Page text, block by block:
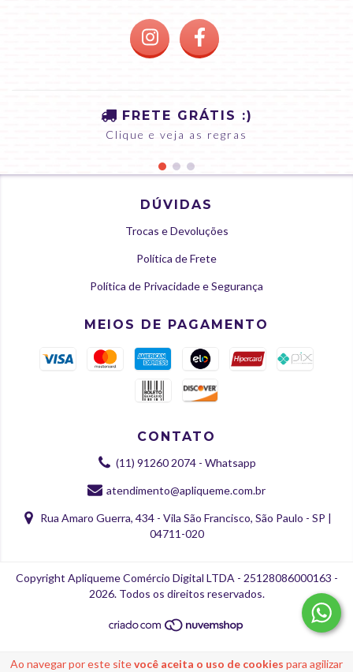
Ao navegar por este sitevocê aceita o uso de cookies para agilizar
FRETE GRÁTIS :)
Clique e veja as regras
DÚVIDAS
Trocas e Devoluções
Política de Frete
Política de Privacidade e Segurança
MEIOS DE PAGAMENTO
CONTATO
(11) 91260 2074 - Whatsapp
atendimento@apliqueme.com.br
Rua Amaro Guerra, 434 - Vila São Francisco, São Paulo - SP |
04711-020
Copyright Apliqueme Comércio Digital LTDA - 25128086000163 -
2026. Todos os direitos reservados.